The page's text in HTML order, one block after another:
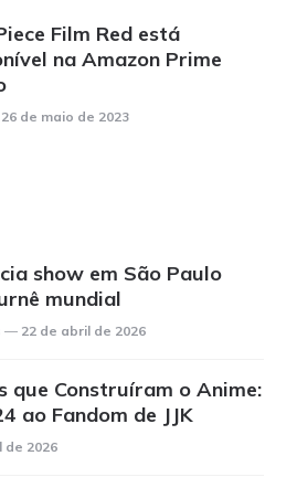
Film Red está
na Amazon Prime
26 de maio de 2023
show em São Paulo
mundial
22 de abril de 2026
que Construíram o Anime:
ao Fandom de JJK
de 2026